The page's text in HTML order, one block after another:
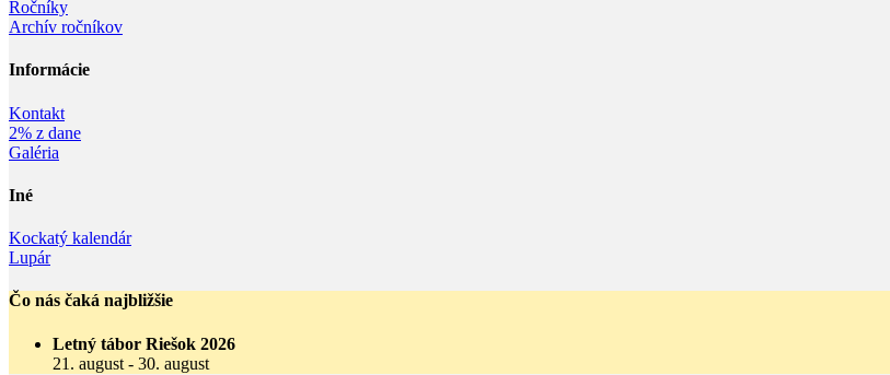
Ročníky
Archív ročníkov
Informácie‎
Kontakt
2% z dane
Galéria
Iné
Kockatý kalendár
Lupár
Čo nás čaká najbližšie
Letný tábor Riešok 2026
21. august - 30. august